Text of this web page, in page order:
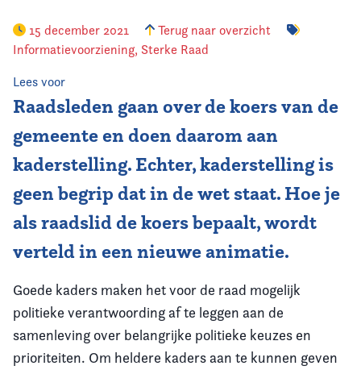
15 december 2021
Terug naar overzicht
Informatievoorziening, Sterke Raad
Lees voor
Raadsleden gaan over de koers van de
gemeente en doen daarom aan
kaderstelling. Echter, kaderstelling is
geen begrip dat in de wet staat. Hoe je
als raadslid de koers bepaalt, wordt
verteld in een nieuwe animatie.
Goede kaders maken het voor de raad mogelijk
politieke verantwoording af te leggen aan de
samenleving over belangrijke politieke keuzes en
prioriteiten. Om heldere kaders aan te kunnen geven